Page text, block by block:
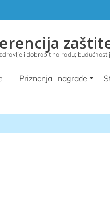
zdravlje i dobrobit na radu; budućnost
Priznanja i nagrade